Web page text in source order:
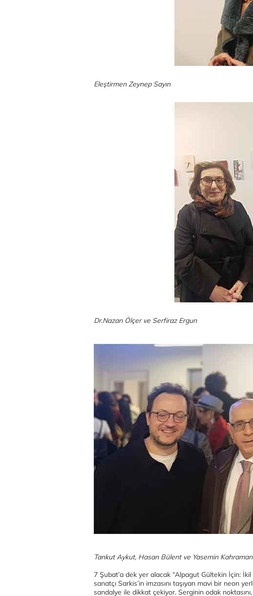
Eleştirmen Zeynep Sayın
Dr.Nazan Ölçer ve Serfiraz Ergun
Tankut Aykut, Hasan Bülent ve Yasemin Kahraman
7 Şubat’a dek yer alacak “Alpagut Gültekin İçin:
sanatçı Sarkis’in imzasını taşıyan mavi bir neon
sandalye ile dikkat çekiyor. Serginin odak